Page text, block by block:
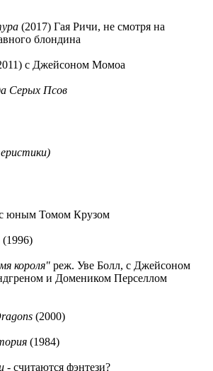
(2017) Гая Ричи, не смотря на
блондина
с Джейсоном Момоа
Серых Псов
юным Томом Крузом
(1996)
короля" реж. Уве Болл, с Джейсоном
и Домеником Перселлом
(2000)
(1984)
- считаются фэнтези?